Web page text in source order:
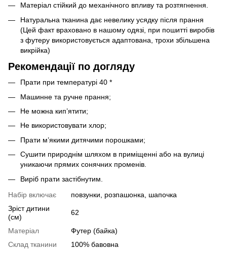
Матеріал стійкий до механічного впливу та розтягнення.
Натуральна тканина дає невелику усядку після прання
(Цей факт враховано в нашому одязі, при пошитті виробів
з футеру використовується адаптована, трохи збільшена
викрійка)
Рекомендації по догляду
Прати при температурі 40 *
Машинне та ручне прання;
Не можна кип’ятити;
Не використовувати хлор;
Прати м’якими дитячими порошками;
Сушити природнім шляхом в приміщенні або на вулиці
уникаючи прямих сонячних променів.
Виріб прати застібнутим.
Набір включає
повзунки, розпашонка, шапочка
Зріст дитини
(см)
62
Матеріал
Футер (байка)
Склад тканини
100% бавовна